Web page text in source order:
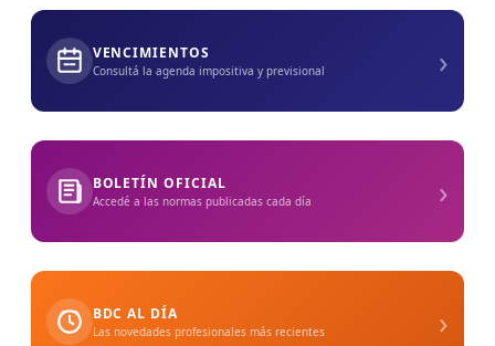
VENCIMIENTOS
Consultá la agenda impositiva y previsional ›
BOLETÍN OFICIAL
Accedé a las normas publicadas cada día ›
BDC AL DÍA
Las novedades profesionales más recientes ›